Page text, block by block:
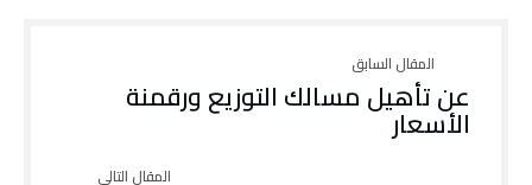
عن تأهيل مسالك التوزيع ورقمنة
الأسعار